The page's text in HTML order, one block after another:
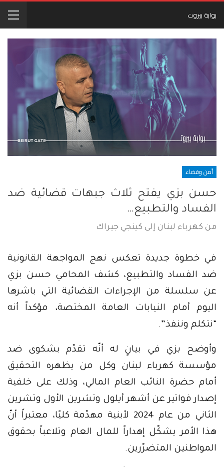
بوابة بيروت
أمن وقضاء
حسن بزي يفتح ثلاث جبهات قضائية ضد
الفساد والتطبيع…
من كهرباء لبنان إلى كينجي جيراك
في خطوة جديدة تعكس نهج المواجهة القانونية
ضد الفساد والتطبيع، كشف المحامي حسن بزي
عن سلسلة من الإجراءات القضائية التي باشرها
اليوم أمام النيابات العامة المختصة، مؤكداً أنه
“نتكلم وننفذ”.
وأوضح بزي في بيانٍ له أنّه تقدّم بشكوى ضد
مؤسسة كهرباء لبنان وكل من يظهره التحقيق
أمام حضرة النائب العام المالي، وذلك على خلفية
إصدار فواتير عن أشهر أيلول وتشرين الأول وتشرين
الثاني من عام 2024 لأبنية مهدّمة كليًا، معتبراً أنّ
هذا الأمر يشكّل إهداراً للمال العام وتلاعباً بحقوق
المواطنين المتضرّرين.